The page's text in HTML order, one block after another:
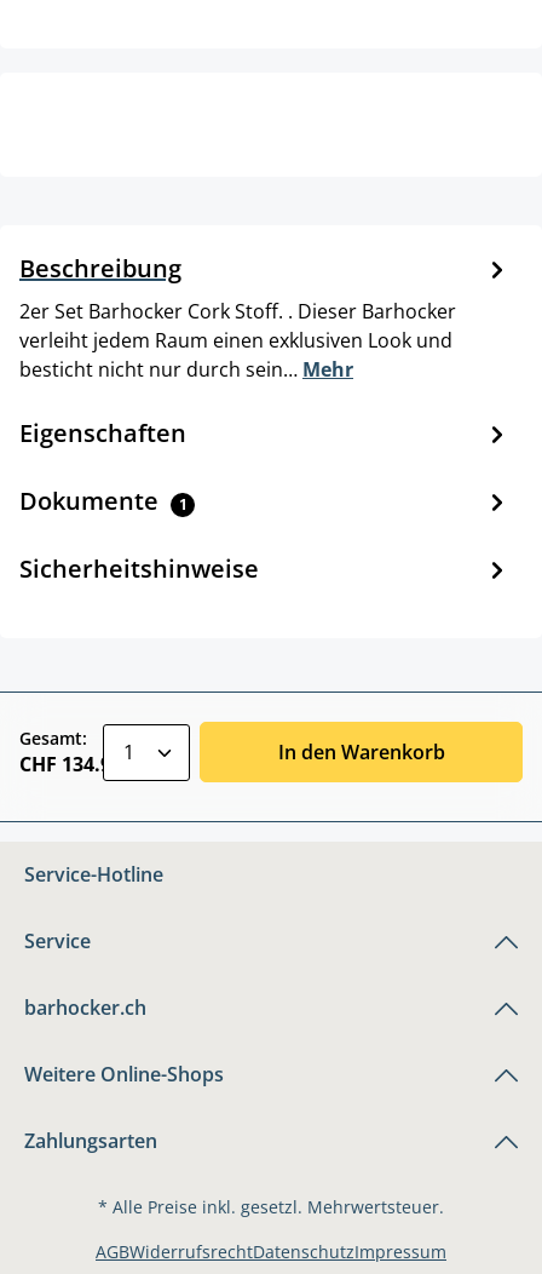
Beschreibung
2er Set Barhocker Cork Stoff. . Dieser Barhocker
verleiht jedem Raum einen exklusiven Look und
besticht nicht nur durch sein… Mehr
Eigenschaften
Dokumente 1
Sicherheitshinweise
Gesamt:
CHF 134.90 In den Warenkorb
Service-Hotline
Service
barhocker.ch
Weitere Online-Shops
Zahlungsarten
* Alle Preise inkl. gesetzl. Mehrwertsteuer.
AGBWiderrufsrechtDatenschutzImpressum